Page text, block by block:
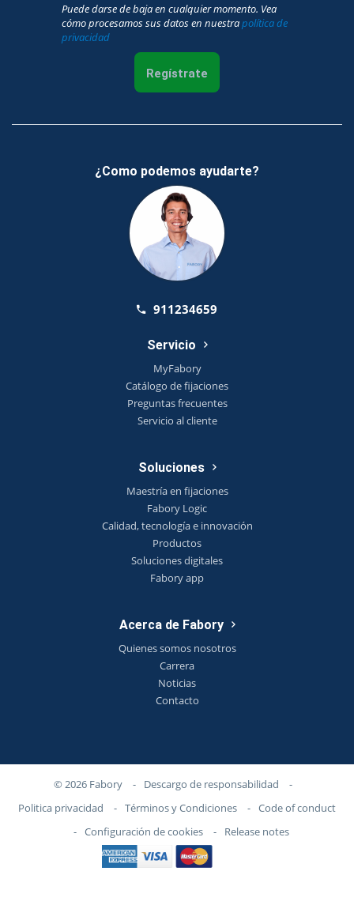
Puede darse de baja en cualquier momento. Vea
cómo procesamos sus datos en nuestrapolítica de
privacidad
Regístrate
¿Como podemos ayudarte?
911234659
Servicio
MyFabory
Catálogo de fijaciones
Preguntas frecuentes
Servicio al cliente
Soluciones
Maestría en fijaciones
Fabory Logic
Calidad, tecnología e innovación
Productos
Soluciones digitales
Fabory app
Acerca de Fabory
Quienes somos nosotros
Carrera
Noticias
Contacto
© 2026 Fabory - Descargo de responsabilidad
-
Politica privacidad
- Términos y Condiciones - Code of conduct
- Configuración de cookies - Release notes